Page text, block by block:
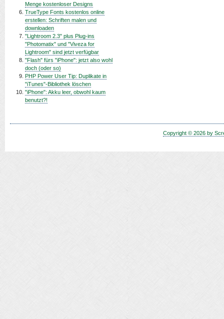
Menge kostenloser Designs
TrueType Fonts kostenlos online
erstellen: Schriften malen und
downloaden
"Lightroom 2.3" plus Plug-ins
"Photomatix" und "Viveza for
Lightroom" sind jetzt verfügbar
"Flash" fürs "iPhone": jetzt also wohl
doch (oder so)
PHP Power User Tip: Duplikate in
"iTunes"-Bibliothek löschen
"iPhone": Akku leer, obwohl kaum
benutzt?!
Copyright © 2026 by